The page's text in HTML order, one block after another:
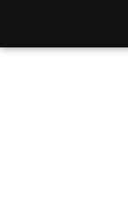
direct